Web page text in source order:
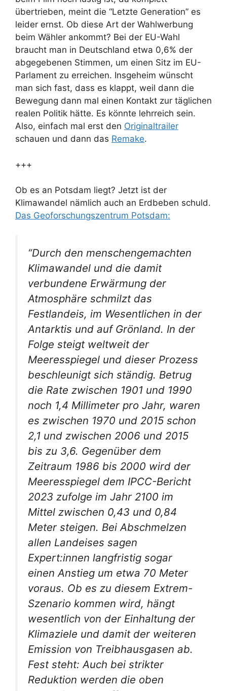
übertrieben, meint die “Letzte Generation” es
leider ernst. Ob diese Art der Wahlwerbung
beim Wähler ankommt? Bei der EU-Wahl
braucht man in Deutschland etwa 0,6% der
abgegebenen Stimmen, um einen Sitz im EU-
Parlament zu erreichen. Insgeheim wünscht
man sich fast, dass es klappt, weil dann die
Bewegung dann mal einen Kontakt zur täglichen
realen Politik hätte. Es könnte lehrreich sein.
Also, einfach mal erst den Originaltrailer
schauen und dann das Remake.
+++
Ob es an Potsdam liegt? Jetzt ist der
Klimawandel nämlich auch an Erdbeben schuld.
Das Geoforschungszentrum Potsdam:
“Durch den menschengemachten
Klimawandel und die damit
verbundene Erwärmung der
Atmosphäre schmilzt das
Festlandeis, im Wesentlichen in der
Antarktis und auf Grönland. In der
Folge steigt weltweit der
Meeresspiegel und dieser Prozess
beschleunigt sich ständig. Betrug
die Rate zwischen 1901 und 1990
noch 1,4 Millimeter pro Jahr, waren
es zwischen 1970 und 2015 schon
2,1 und zwischen 2006 und 2015
bis zu 3,6. Gegenüber dem
Zeitraum 1986 bis 2000 wird der
Meeresspiegel dem IPCC-Bericht
2023 zufolge im Jahr 2100 im
Mittel zwischen 0,43 und 0,84
Meter steigen. Bei Abschmelzen
allen Landeises sagen
Expert:innen langfristig sogar
einen Anstieg um etwa 70 Meter
voraus. Ob es zu diesem Extrem-
Szenario kommen wird, hängt
wesentlich von der Einhaltung der
Klimaziele und damit der weiteren
Emission von Treibhausgasen ab.
Fest steht: Auch bei strikter
Reduktion werden die oben